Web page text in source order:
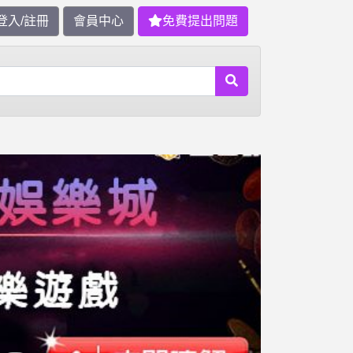
入/註冊 會員中心 免費提出問題